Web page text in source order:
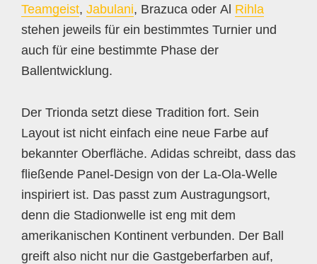
Teamgeist, Jabulani, Brazuca oder Al Rihla
stehen jeweils für ein bestimmtes Turnier und
auch für eine bestimmte Phase der
Ballentwicklung.
Der Trionda setzt diese Tradition fort. Sein
Layout ist nicht einfach eine neue Farbe auf
bekannter Oberfläche. Adidas schreibt, dass das
fließende Panel-Design von der La-Ola-Welle
inspiriert ist. Das passt zum Austragungsort,
denn die Stadionwelle ist eng mit dem
amerikanischen Kontinent verbunden. Der Ball
greift also nicht nur die Gastgeberfarben auf,